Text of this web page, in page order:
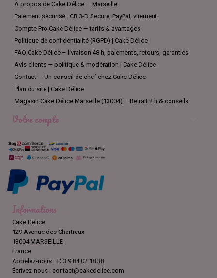
À propos de Cake Délice — Marseille
Paiement sécurisé : CB 3-D Secure, PayPal, virement
Compte Pro Cake Délice — tarifs & avantages
Politique de confidentialité (RGPD) | Cake Délice
FAQ Cake Délice – livraison 48 h, paiements, retours, garanties
Avis clients — politique & modération | Cake Délice
Contact — Un conseil de chef chez Cake Délice
Plan du site | Cake Délice
Magasin Cake Délice Marseille (13004) – Retrait 2 h & conseils
Votre compte
Informations
Cake Delice
129 Avenue des Chartreux
13004 MARSEILLE
France
Appelez-nous : +33 9 84 02 18 38
Écrivez-nous : contact@cakedelice.com